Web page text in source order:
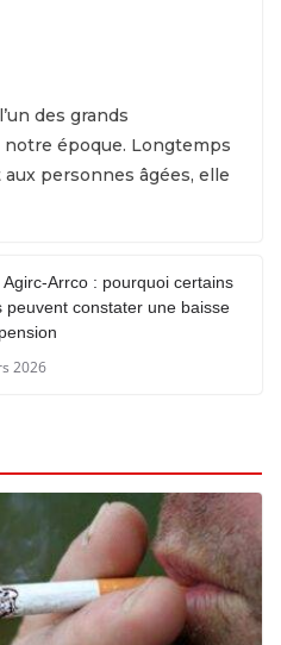
des grands
époque. Longtemps
personnes âgées, elle
Agirc-Arrco : pourquoi certains
peuvent constater une baisse
2026